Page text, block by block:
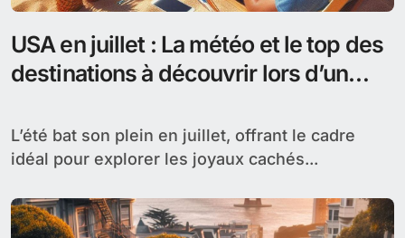
USA en juillet : La météo et le top des
destinations à découvrir lors d’un
L’été bat son plein en juillet, offrant le cadre
idéal pour explorer les joyaux cachés...